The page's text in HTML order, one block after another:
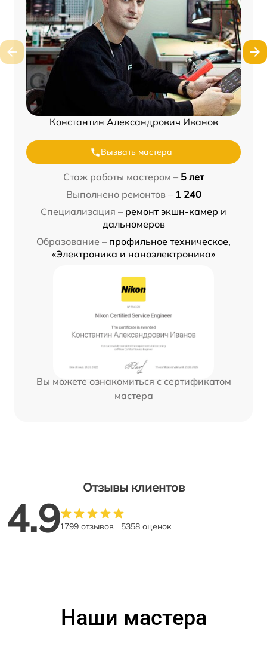
Константин Александрович Иванов
Вызвать мастера
Стаж работы мастером – 5 лет
Выполнено ремонтов – 1 240
Специализация – ремонт экшн-камер и
дальномеров
Образование – профильное техническое,
«Электроника и наноэлектроника»
Вы можете ознакомиться с сертификатом
мастера
Отзывы клиентов
4.91799 отзывов 5358 оценок
Наши мастера